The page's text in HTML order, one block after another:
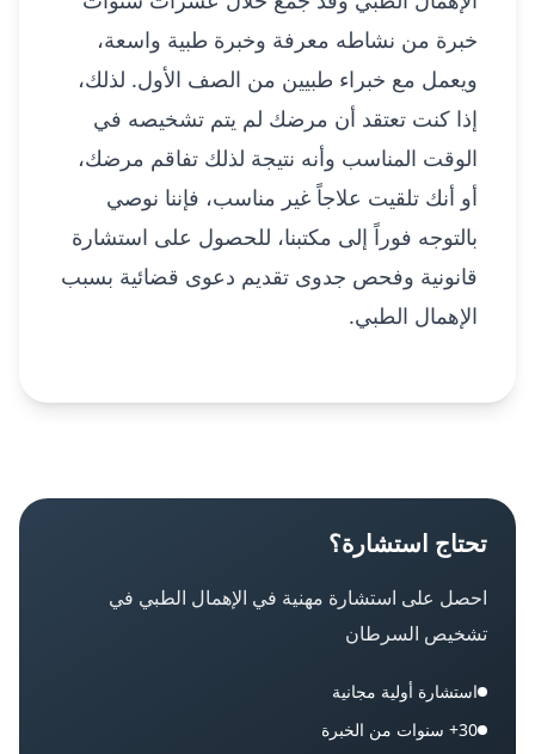
خبرة من نشاطه معرفة وخبرة طبية واسعة،
ويعمل مع خبراء طبيين من الصف الأول. لذلك،
إذا كنت تعتقد أن مرضك لم يتم تشخيصه في
الوقت المناسب وأنه نتيجة لذلك تفاقم مرضك،
أو أنك تلقيت علاجاً غير مناسب، فإننا نوصي
بالتوجه فوراً إلى مكتبنا، للحصول على استشارة
قانونية وفحص جدوى تقديم دعوى قضائية بسبب
الإهمال الطبي.
تحتاج استشارة؟
احصل على استشارة مهنية في الإهمال الطبي في
تشخيص السرطان
استشارة أولية مجانية
30+ سنوات من الخبرة